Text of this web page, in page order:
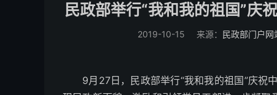
民政部举行“我和我的祖国”庆
2019-10-15 来源： 民政部门户网
9月27日，民政部举行“我和我的祖国”庆祝